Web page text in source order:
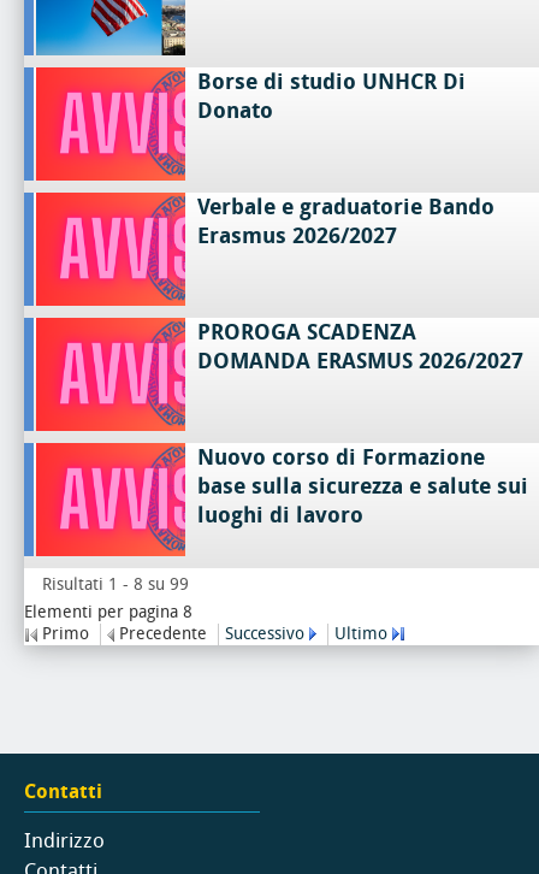
Borse di studio UNHCR Di
Donato
Verbale e graduatorie Bando
Erasmus 2026/2027
PROROGA SCADENZA
DOMANDA ERASMUS 2026/2027
Nuovo corso di Formazione
base sulla sicurezza e salute sui
luoghi di lavoro
Risultati 1 - 8 su 99
Elementi per pagina 8
Primo
Precedente Successivo Ultimo
Contatti
Indirizzo